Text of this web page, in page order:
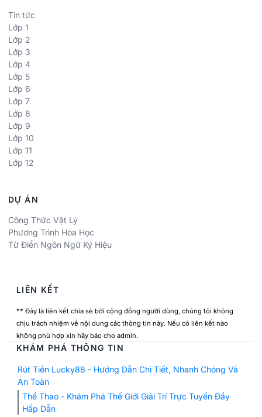
Tin tức
Lớp 1
Lớp 2
Lớp 3
Lớp 4
Lớp 5
Lớp 6
Lớp 7
Lớp 8
Lớp 9
Lớp 10
Lớp 11
Lớp 12
DỰ ÁN
Công Thức Vật Lý
Phương Trình Hóa Học
Từ Điển Ngôn Ngữ Ký Hiệu
LIÊN KẾT
** Đây là liên kết chia sẻ bởi cộng đồng người dùng, chúng tôi không
chịu trách nhiệm về nội dung các thông tin này. Nếu có liên kết nào
không phù hợp xin hãy báo cho admin.
KHÁM PHÁ THÔNG TIN
Rút Tiền Lucky88 - Hướng Dẫn Chi Tiết, Nhanh Chóng Và
An Toàn
Thể Thao - Khám Phá Thế Giới Giải Trí Trực Tuyến Đầy
Hấp Dẫn